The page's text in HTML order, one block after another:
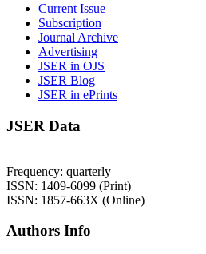
Current Issue
Subscription
Journal Archive
Advertising
JSER in OJS
JSER Blog
JSER in ePrints
JSER Data
Frequency: quarterly
ISSN: 1409-6099 (Print)
ISSN: 1857-663X (Online)
Authors Info